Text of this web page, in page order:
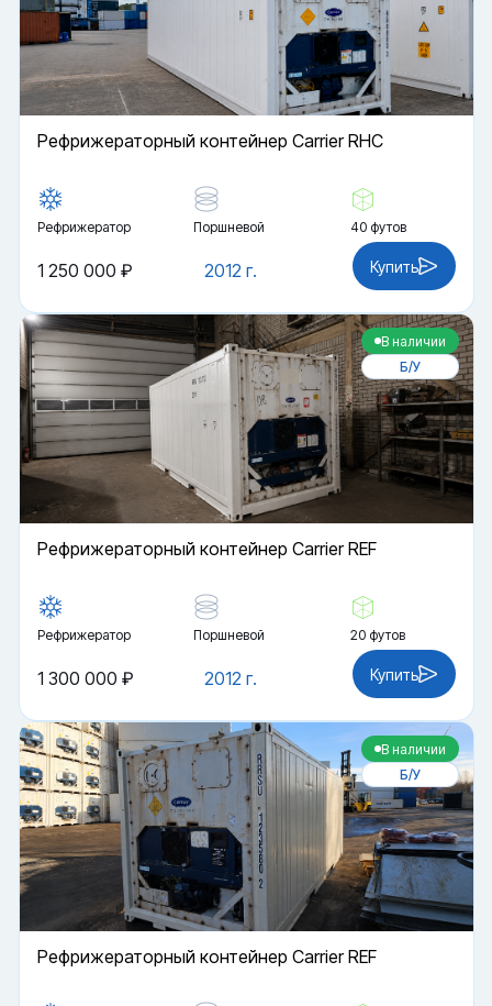
Рефрижераторный контейнер Carrier RHC
Рефрижератор Поршневой 40 футов
2012 г.
1 250 000 ₽ Купить
В наличии
Б/У
Рефрижераторный контейнер Carrier REF
Рефрижератор Поршневой 20 футов
2012 г.
1 300 000 ₽ Купить
В наличии
Б/У
Рефрижераторный контейнер Carrier REF